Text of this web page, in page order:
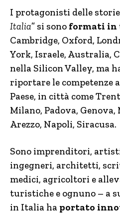
I protagonisti delle storie
Italia” si sono formati in
Cambridge, Oxford,
York, Israele, Australia,
nella Silicon Valley, ma
riportare le competenze
Paese, in città come
Milano, Padova, Genova,
Arezzo, Napoli, Siracusa.
Sono imprenditori,
ingegneri, architetti,
medici, agricoltori e
turistiche e ognuno – a
in Italia ha portato